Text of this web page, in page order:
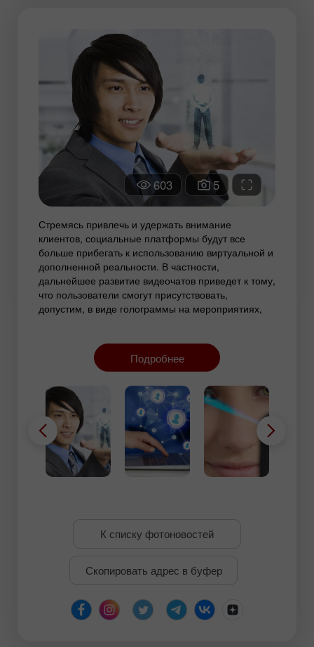
603 5
Стремясь привлечь и удержать внимание
клиентов, социальные платформы будут все
больше прибегать к использованию виртуальной и
дополненной реальности. В частности,
дальнейшее развитие видеочатов приведет к тому,
что пользователи смогут присутствовать,
допустим, в виде голограммы на мероприятиях,
технологиям будет создаваться объемный образ
человека, можно будет, к примеру, проводить
классе и даже сесть за виртуальную парту.
Подробнее
К списку фотоновостей
Скопировать адрес в буфер